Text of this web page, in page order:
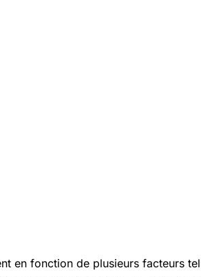
en fonction de plusieurs facteurs